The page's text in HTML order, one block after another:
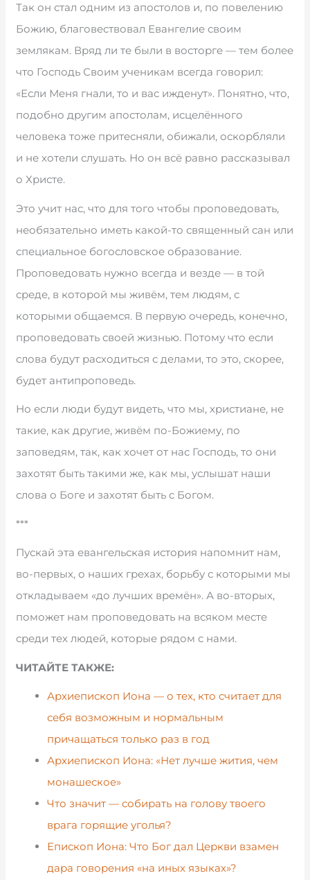
Так он стал одним из апостолов и, по повелению
Божию, благовествовал Евангелие своим
землякам. Вряд ли те были в восторге — тем более
что Господь Своим ученикам всегда говорил:
«Если Меня гнали, то и вас ижденут». Понятно, что,
подобно другим апостолам, исцелённого
человека тоже притесняли, обижали, оскорбляли
и не хотели слушать. Но он всё равно рассказывал
о Христе.
Это учит нас, что для того чтобы проповедовать,
необязательно иметь какой-то священный сан или
специальное богословское образование.
Проповедовать нужно всегда и везде — в той
среде, в которой мы живём, тем людям, с
которыми общаемся. В первую очередь, конечно,
проповедовать своей жизнью. Потому что если
слова будут расходиться с делами, то это, скорее,
будет антипроповедь.
Но если люди будут видеть, что мы, христиане, не
такие, как другие, живём по-Божиему, по
заповедям, так, как хочет от нас Господь, то они
захотят быть такими же, как мы, услышат наши
слова о Боге и захотят быть с Богом.
***
Пускай эта евангельская история напомнит нам,
во-первых, о наших грехах, борьбу с которыми мы
откладываем «до лучших времён». А во-вторых,
поможет нам проповедовать на всяком месте
среди тех людей, которые рядом с нами.
ЧИТАЙТЕ ТАКЖЕ:
Архиепископ Иона — о тех, кто считает для
себя возможным и нормальным
причащаться только раз в год
Архиепископ Иона: «Нет лучше жития, чем
монашеское»
Что значит — собирать на голову твоего
врага горящие уголья?
Епископ Иона: Что Бог дал Церкви взамен
дара говорения «на иных языках»?